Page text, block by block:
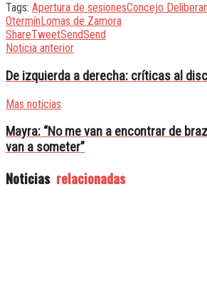
Tags: Apertura de sesionesConcejo
Otermín Lomas de Zamora
ShareTweetSendSend
Noticia anterior
De izquierda a derecha: críticas al
Mas noticias
Mayra: “No me van a encontrar de
van a someter”
Noticias relacionadas